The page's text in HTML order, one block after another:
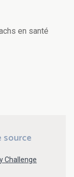
en santé
source
Challenge